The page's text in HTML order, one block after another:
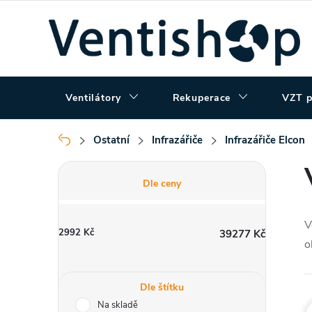
Ventilátory Rekuperace VZT
Domů
Ostatní Infrazářiče Infrazářiče Elcon
P
s
Dle ceny
2992 Kč 39277 Kč
Dle štítku
Na skladě